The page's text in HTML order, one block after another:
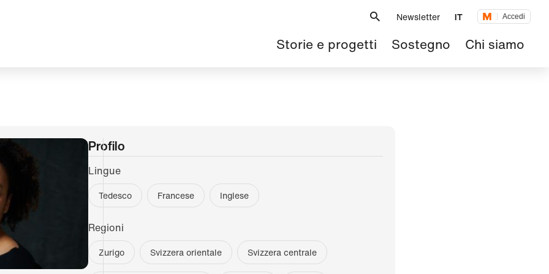
Newsletter IT Accedi
Navigazione
principale
Storie e progetti Sostegno Chi siamo
Profilo
Lingue
Tedesco Francese Inglese
Regioni
Zurigo Svizzera orientale Svizzera centrale